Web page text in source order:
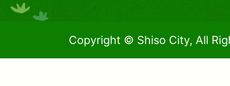
Copyright © Shiso City, All